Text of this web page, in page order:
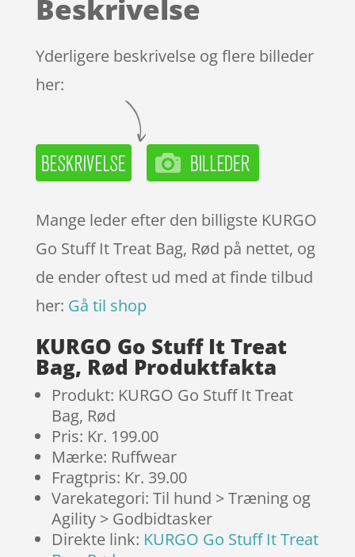
på
mmelser
Beskrivelse
Yderligere beskrivelse og flere billeder
her:
Mange leder efter den billigste KURGO
Go Stuff It Treat Bag, Rød på nettet, og
de ender oftest ud med at finde tilbud
her: Gå til shop
KURGO Go Stuff It Treat
Bag, Rød Produktfakta
Produkt: KURGO Go Stuff It Treat
Bag, Rød
Pris: Kr. 199.00
Mærke: Ruffwear
Fragtpris: Kr. 39.00
Varekategori: Til hund > Træning og
Agility > Godbidtasker
Direkte link: KURGO Go Stuff It Treat